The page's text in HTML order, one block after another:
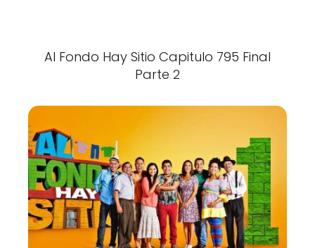
Al Fondo Hay Sitio Capitulo 795 Final
Parte 2